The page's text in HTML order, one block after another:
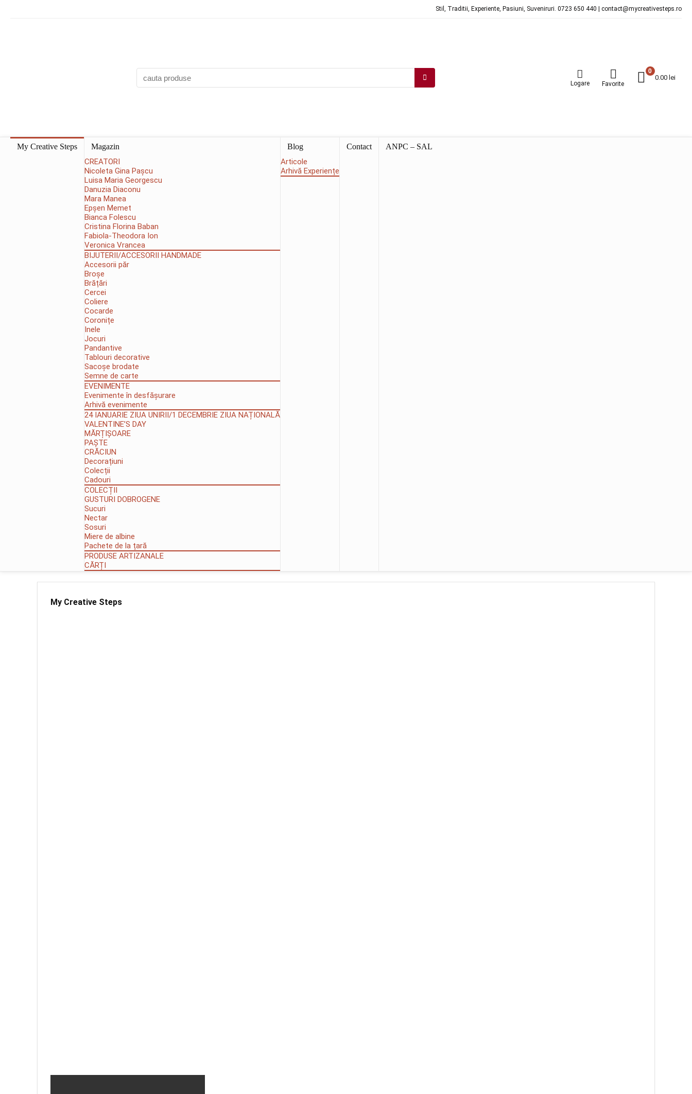
Stil, Traditii, Experiente, Pasiuni, Suveniruri. 0723 650 440 | contact@mycreativesteps.ro
Logare Favorite
0
0.00 lei
My Creative Steps Magazin
CREATORI
Nicoleta Gina Pașcu
Luisa Maria Georgescu
Danuzia Diaconu
Mara Manea
Epșen Memet
Bianca Folescu
Cristina Florina Baban
Fabiola-Theodora Ion
Veronica Vrancea
BIJUTERII/ACCESORII HANDMADE
Accesorii păr
Broșe
Brățări
Cercei
Coliere
Cocarde
Coronițe
Inele
Jocuri
Pandantive
Tablouri decorative
Sacoșe brodate
Semne de carte
EVENIMENTE
Evenimente în desfășurare
Arhivă evenimente
24 IANUARIE ZIUA UNIRII/1 DECEMBRIE ZIUA NAȚIONALĂ
VALENTINE’S DAY
MĂRȚIȘOARE
PAȘTE
CRĂCIUN
Decorațiuni
Colecții
Cadouri
COLECȚII
GUSTURI DOBROGENE
Sucuri
Nectar
Sosuri
Miere de albine
Pachete de la țară
PRODUSE ARTIZANALE
CĂRȚI
Blog
Articole
Arhivă Experiențe
Contact ANPC – SAL
My Creative Steps